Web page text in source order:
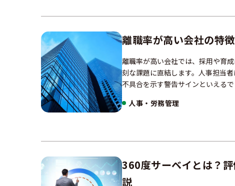
離職率が高い会社の特
離職率が高い会社では、採用や育
刻な課題に直結します。人事担当
不具合を示す警告サインといえる
人事・労務管理
360度サーベイとは？
説